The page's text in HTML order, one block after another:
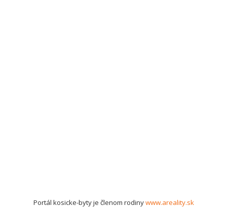
Portál kosicke-byty je členom rodinywww.areality.sk